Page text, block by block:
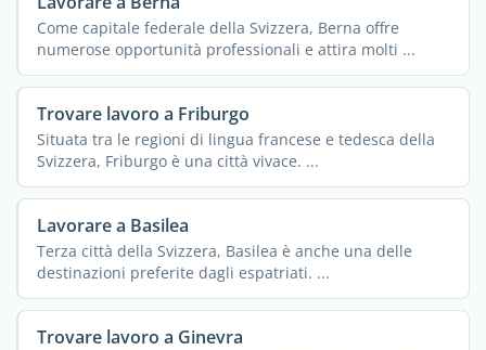
Come capitale federale della Svizzera, Berna offre
numerose opportunità professionali e attira molti ...
Trovare lavoro a Friburgo
Situata tra le regioni di lingua francese e tedesca della
Svizzera, Friburgo è una città vivace. ...
Lavorare a Basilea
Terza città della Svizzera, Basilea è anche una delle
destinazioni preferite dagli espatriati. ...
Trovare lavoro a Ginevra